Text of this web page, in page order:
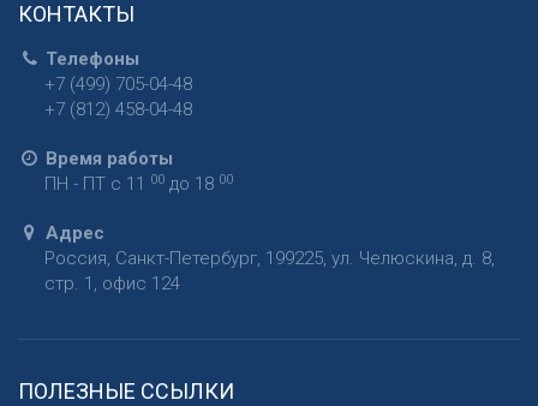
КОНТАКТЫ
Телефоны
+7 (499) 705-04-48
+7 (812) 458-04-48
Время работы
ПН - ПТ с 11
00 до 18 00
Адрес
Россия, Санкт-Петербург, 199225, ул. Челюскина, д. 8,
стр. 1, офис 124
ПОЛЕЗНЫЕ ССЫЛКИ